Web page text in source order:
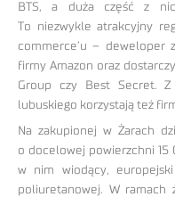
BTS, a duża część z
To niezwykle atrakcyjny
commerce’u – deweloper
firmy Amazon oraz
Group czy Best Secret. Z
lubuskiego korzystają też
Na zakupionej w Żarach
o docelowej powierzchni
w nim wiodący,
poliuretanowej. W ramach